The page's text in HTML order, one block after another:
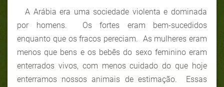
A Arábia era uma sociedade violenta e dominada
por homens. Os fortes eram bem-sucedidos
enquanto que os fracos pereciam. As mulheres eram
menos que bens e os bebês do sexo feminino eram
enterrados vivos, com menos cuidado do que hoje
enterramos nossos animais de estimação. Essas